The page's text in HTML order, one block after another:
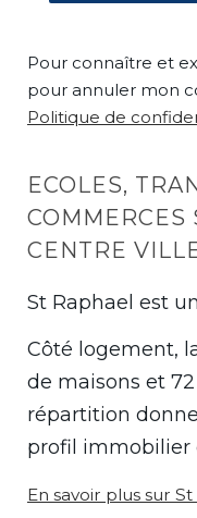
Pour connaître et
pour annuler mon
Politique de
ECOLES,
COMMERCES
CENTRE
St Raphael est
Côté logement,
de maisons et
répartition
profil immobilier
En savoir plus sur